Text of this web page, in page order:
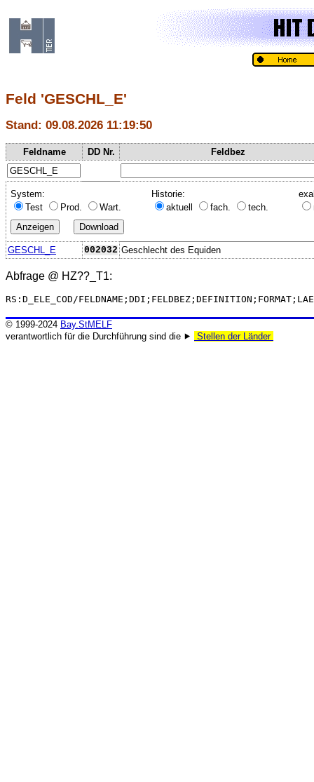
Feld 'GESCHL_E'
Stand: 09.08.2026 11:19:50
Feldname DD Nr. Feldbez
System:
Test
Prod. Wart.
Historie:
aktuell
fach. tech.
GESCHL_E 002032 Geschlecht des Equiden
Abfrage @ HZ??_T1:
RS:D_ELE_COD/
© 1999-2024 Bay.StMELF
verantwortlich für die Durchführung sind die ⯈
Stellen der Länder